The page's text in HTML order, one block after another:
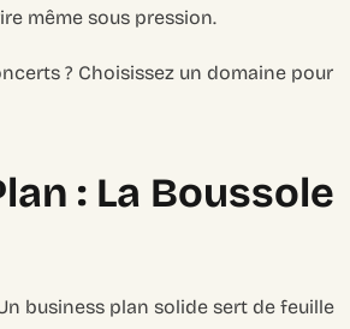
même sous pression.
? Choisissez un domaine pour
: La Boussole
business plan solide sert de feuille